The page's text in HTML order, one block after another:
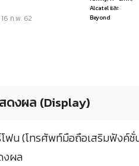
16 ก.พ. 62
ดงผล (Display)
ฟน (โทรศัพท์มือถือเสริมฟังค์ชั่
งผล